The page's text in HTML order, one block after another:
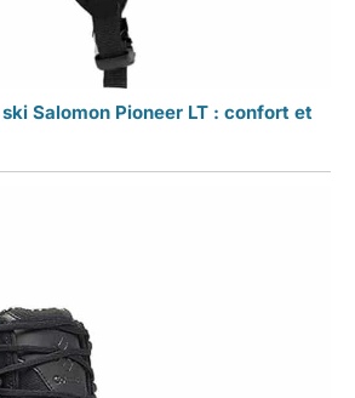
Salomon Pioneer LT : confort et